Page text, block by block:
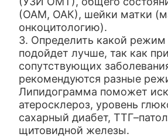
(ОАМ, ОАК), шейки матки
онкоцитологию).
3. Определить какой
подойдет лучше, так как
сопутствующих
рекомендуются разные
Липидограмма поможет
атеросклероз, уровень
сахарный диабет,
щитовидной железы.